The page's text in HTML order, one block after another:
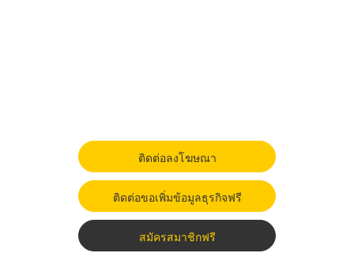
ติดต่อลงโฆษณา
ติดต่อขอเพิ่มข้อมูลธุรกิจฟรี
สมัครสมาชิกฟรี